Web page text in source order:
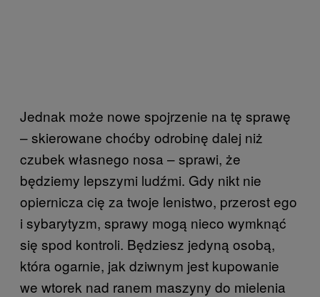
Jednak może nowe spojrzenie na tę sprawę
– skierowane choćby odrobinę dalej niż
czubek własnego nosa – sprawi, że
będziemy lepszymi ludźmi. Gdy nikt nie
opiernicza cię za twoje lenistwo, przerost ego
i sybarytyzm, sprawy mogą nieco wymknąć
się spod kontroli. Będziesz jedyną osobą,
która ogarnie, jak dziwnym jest kupowanie
we wtorek nad ranem maszyny do mielenia